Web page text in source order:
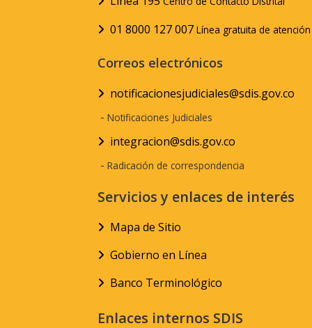
01 8000 127 007 Línea gratuita de
Correos electrónicos
notificacionesjudiciales@sdis.gov.co
- Notificaciones Judiciales
integracion@sdis.gov.co
- Radicación de correspondencia
Servicios y enlaces de interés
Mapa de Sitio
Gobierno en Línea
Banco Terminológico
Enlaces internos SDIS